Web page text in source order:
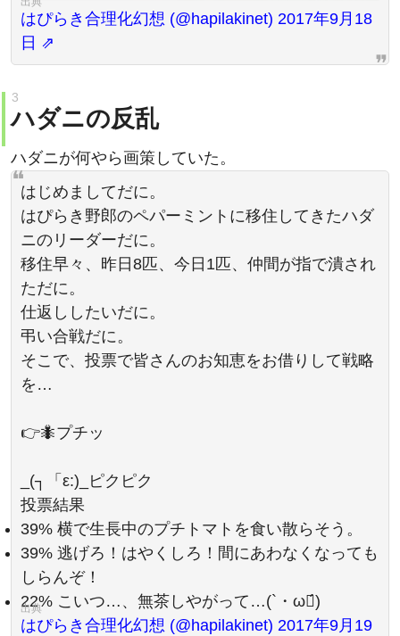
はぴらき合理化幻想 (@hapilakinet) 2017年9月18
日
ハダニの反乱
ハダニが何やら画策していた。
はじめましてだに。
はぴらき野郎のペパーミントに移住してきたハダ
ニのリーダーだに。
移住早々、昨日8匹、今日1匹、仲間が指で潰され
ただに。
仕返ししたいだに。
弔い合戦だに。
そこで、投票で皆さんのお知恵をお借りして戦略
を…
👉🐜プチッ
_(┐「ε:)_ピクピク
投票結果
39% 横で生長中のプチトマトを食い散らそう。
39% 逃げろ！はやくしろ！間にあわなくなっても
しらんぞ！
22% こいつ…、無茶しやがって…(`・ω・́)ゝ
はぴらき合理化幻想 (@hapilakinet) 2017年9月19